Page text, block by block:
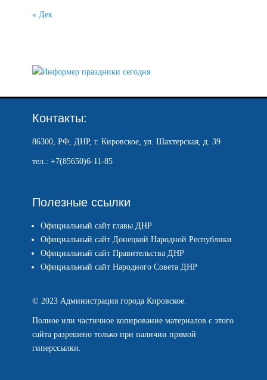
« Дек
Контакты:
86300, РФ, ДНР, г. Кировское, ул. Шахтерская, д. 39
тел.: +7(85650)6-11-85
Полезные ссылки
Официальный сайт главы ДНР
Официальный сайт Донецкой Народной Республики
Официальный сайт Правительства ДНР
Официальный сайт Народного Совета ДНР
© 2023 Администрация города Кировское.
Полное или частичное копирование материалов с этого
сайта разрешено только при наличии прямой
гиперссылки.